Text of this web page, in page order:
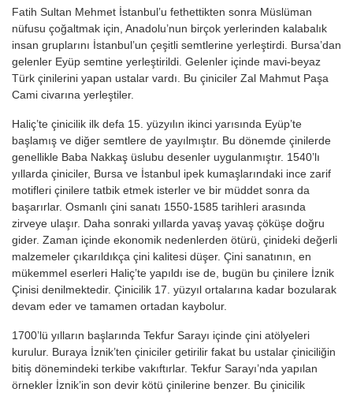
Fatih Sultan Mehmet İstanbul’u fethettikten sonra Müslüman
nüfusu çoğaltmak için, Anadolu’nun birçok yerlerinden kalabalık
insan gruplarını İstanbul’un çeşitli semtlerine yerleştirdi. Bursa’dan
gelenler Eyüp semtine yerleştirildi. Gelenler içinde mavi-beyaz
Türk çinilerini yapan ustalar vardı. Bu çiniciler Zal Mahmut Paşa
Cami civarına yerleştiler.
Haliç’te çinicilik ilk defa 15. yüzyılın ikinci yarısında Eyüp’te
başlamış ve diğer semtlere de yayılmıştır. Bu dönemde çinilerde
genellikle Baba Nakkaş üslubu desenler uygulanmıştır. 1540’lı
yıllarda çiniciler, Bursa ve İstanbul ipek kumaşlarındaki ince zarif
motifleri çinilere tatbik etmek isterler ve bir müddet sonra da
başarırlar. Osmanlı çini sanatı 1550-1585 tarihleri arasında
zirveye ulaşır. Daha sonraki yıllarda yavaş yavaş çöküşe doğru
gider. Zaman içinde ekonomik nedenlerden ötürü, çinideki değerli
malzemeler çıkarıldıkça çini kalitesi düşer. Çini sanatının, en
mükemmel eserleri Haliç’te yapıldı ise de, bugün bu çinilere İznik
Çinisi denilmektedir. Çinicilik 17. yüzyıl ortalarına kadar bozularak
devam eder ve tamamen ortadan kaybolur.
1700’lü yılların başlarında Tekfur Sarayı içinde çini atölyeleri
kurulur. Buraya İznik’ten çiniciler getirilir fakat bu ustalar çiniciliğin
bitiş dönemindeki terkibe vakıftırlar. Tekfur Sarayı’nda yapılan
örnekler İznik’in son devir kötü çinilerine benzer. Bu çinicilik